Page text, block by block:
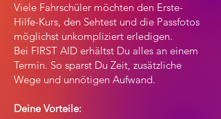
​Viele Fahrschüler möchten den Erste-
Hilfe-Kurs, den Sehtest und die Passfotos
möglichst unkompliziert erledigen.
Bei FIRST AID erhältst Du alles an einem
Termin. So sparst Du Zeit, zusätzliche
Wege und unnötigen Aufwand.
Deine Vorteile: